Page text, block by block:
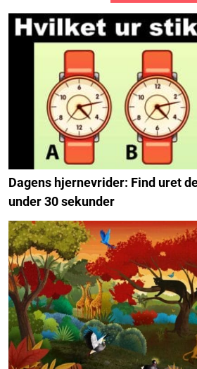
Dagens hjernevrider: Find uret
under 30 sekunder